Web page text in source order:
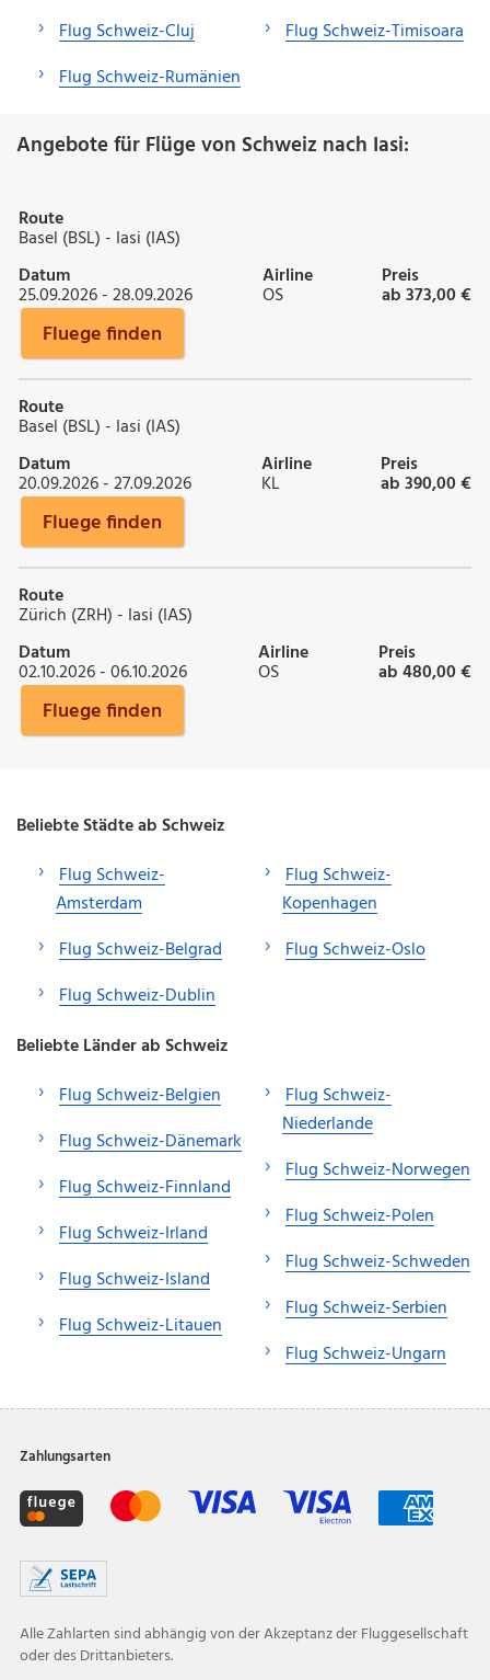
Flug Schweiz-Cluj
Flug Schweiz-Rumänien
Flug Schweiz-Timisoara
Angebote für Flüge von Schweiz nach Iasi:
Route
Basel (BSL) - Iasi (IAS)
Datum
25.09.2026 - 28.09.2026
Airline
OS
Preis
ab 373,00 €
Fluege finden
Route
Basel (BSL) - Iasi (IAS)
Datum
20.09.2026 - 27.09.2026
Airline
KL
Preis
ab 390,00 €
Fluege finden
Route
Zürich (ZRH) - Iasi (IAS)
Datum
02.10.2026 - 06.10.2026
Airline
OS
Preis
ab 480,00 €
Fluege finden
Beliebte Städte ab Schweiz
Flug Schweiz-
Amsterdam
Flug Schweiz-Belgrad
Flug Schweiz-Dublin
Flug Schweiz-
Kopenhagen
Flug Schweiz-Oslo
Beliebte Länder ab Schweiz
Flug Schweiz-Belgien
Flug Schweiz-Dänemark
Flug Schweiz-Finnland
Flug Schweiz-Irland
Flug Schweiz-Island
Flug Schweiz-Litauen
Flug Schweiz-
Niederlande
Flug Schweiz-Norwegen
Flug Schweiz-Polen
Flug Schweiz-Schweden
Flug Schweiz-Serbien
Flug Schweiz-Ungarn